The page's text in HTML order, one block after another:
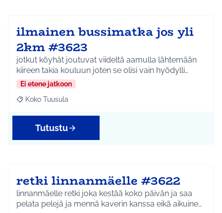
ilmainen bussimatka jos yli
2km #3623
jotkut köyhät joutuvat viideltä aamulla lähtemään
kiireen takia kouluun joten se olisi vain hyödylli…
Ei etene jatkoon
Rajaa tulokset teeman mukaan: Koko Tuusula
Koko Tuusula
Tutustu
retki linnanmäelle #3622
linnanmäelle retki joka kestää koko päivän ja saa
pelata pelejä ja mennä kaverin kanssa eikä aikuine…